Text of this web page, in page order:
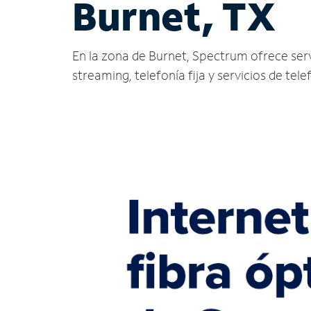
Burnet, TX
En la zona de Burnet, Spectrum ofrece
streaming, telefonía fija y servicios de